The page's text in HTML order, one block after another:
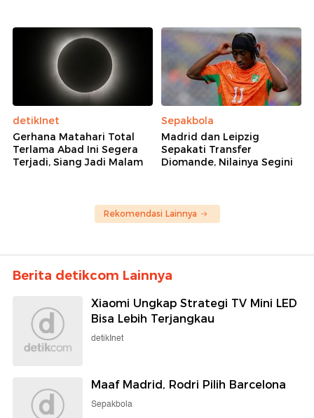
detikInet
Gerhana Matahari Total
Terlama Abad Ini Segera
Terjadi, Siang Jadi Malam
Sepakbola
Madrid dan Leipzig
Sepakati Transfer
Diomande, Nilainya Segini
Rekomendasi Lainnya
Berita detikcom Lainnya
Xiaomi Ungkap Strategi TV Mini LED
Bisa Lebih Terjangkau
detikInet
Maaf Madrid, Rodri Pilih Barcelona
Sepakbola